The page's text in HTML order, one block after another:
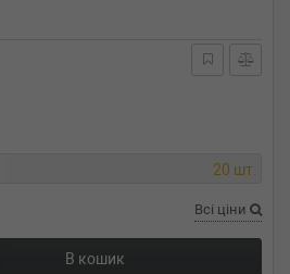
20 шт.
Всі ціни
В кошик